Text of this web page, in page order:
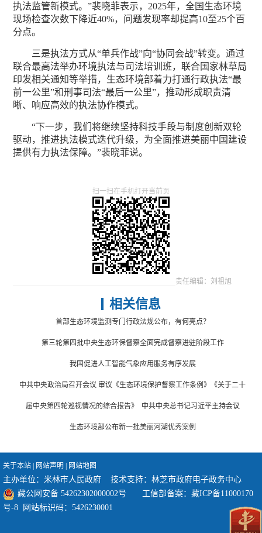
执法监管新模式。”裴晓菲表示，2025年，全国生态环境
现场检查次数下降近40%，问题发现率却提高10至25个百
分点。
三是执法方式从“单兵作战”向“协同会战”转变。通过
联合最高法举办环境执法与司法培训班，联合国家林草局
印发相关通知等举措，生态环境部着力打通行政执法“最
前一公里”和刑事司法“最后一公里”，推动形成职责清
晰、响应高效的执法协作模式。
“下一步，我们将继续坚持科技手段与制度创新双轮
驱动，推进执法模式迭代升级，为全面推进美丽中国建设
提供有力执法保障。”裴晓菲说。
扫一扫在手机打开当前页
责任编辑：刘祖旭
相关信息
首部生态环境监测专门行政法规公布，有何亮点？
第三轮第四批中央生态环保督察全面完成督察进驻阶段工作
我国促进人工智能气象应用服务有序发展
中共中央政治局召开会议 审议《生态环境保护督察工作条例》《关于二十
届中央第四轮巡视情况的综合报告》 中共中央总书记习近平主持会议
生态环境部公布新一批美丽河湖优秀案例
关于本站 | 网站声明 | 网站地图
主办单位：米林市人民政府 技术支持：林芝市政府电子政务中心
藏公网安备 54262302000002号
工信部备案： 藏ICP备11000170
号-8 网站标识码：5426230001